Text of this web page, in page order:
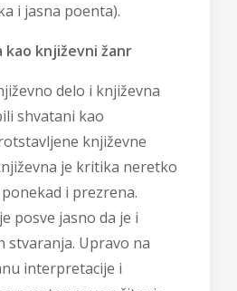
i jasna poenta).
književni žanr
delo i književna
shvatani kao
književne
je kritika neretko
i prezrena.
posve jasno da je i
stvaranja. Upravo na
interpretacije i